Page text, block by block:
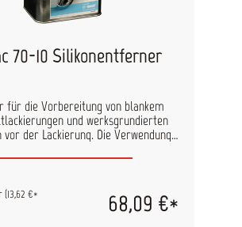
baslac 70-10 Silikonentferner
für die Vorbereitung von blankem
und werksgrundierten
vor der Lackierung. Die Verwendung
zwischen Untergrund und
(13,62 €*
68,09 €*